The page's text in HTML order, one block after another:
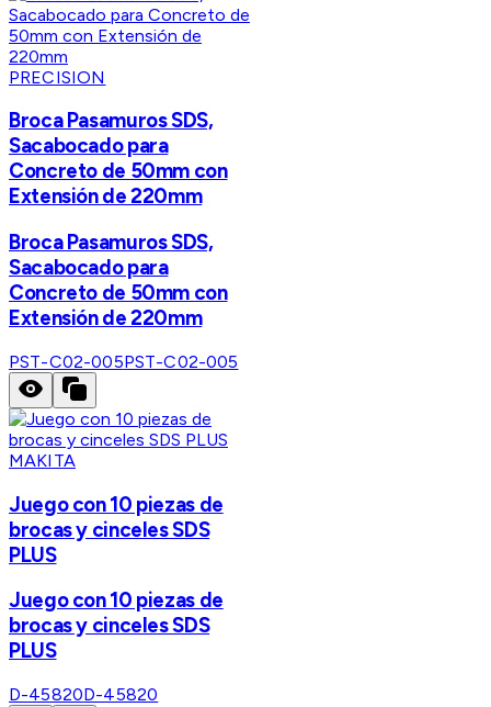
PRECISION
Broca Pasamuros SDS,
Sacabocado para
Concreto de 50mm con
Extensión de 220mm
Broca Pasamuros SDS,
Sacabocado para
Concreto de 50mm con
Extensión de 220mm
PST-C02-005PST-C02-005
MAKITA
Juego con 10 piezas de
brocas y cinceles SDS
PLUS
Juego con 10 piezas de
brocas y cinceles SDS
PLUS
D-45820D-45820